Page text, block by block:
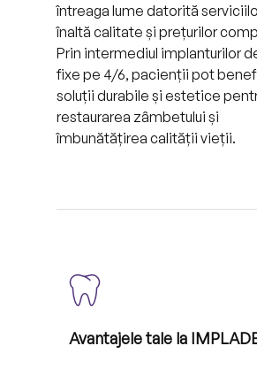
întreaga lume datorită
înaltă calitate și prețurilor
Prin intermediul implanturilor
fixe pe 4/6, pacienții pot
soluții durabile și estetice
restaurarea zâmbetului și
îmbunătățirea calității vieții.
Avantajele tale la